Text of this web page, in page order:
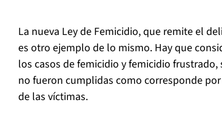
La nueva Ley de Femicidio, que remite el
es otro ejemplo de lo mismo. Hay que
los casos de femicidio y femicidio
no fueron cumplidas como corresponde
de las víctimas.